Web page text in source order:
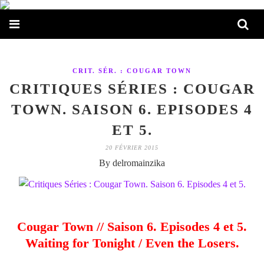
CRIT. SÉR. : COUGAR TOWN
CRITIQUES SÉRIES : COUGAR
TOWN. SAISON 6. EPISODES 4
ET 5.
20 FÉVRIER 2015
By delromainzika
Cougar Town // Saison 6. Episodes 4 et 5.
Waiting for Tonight / Even the Losers.